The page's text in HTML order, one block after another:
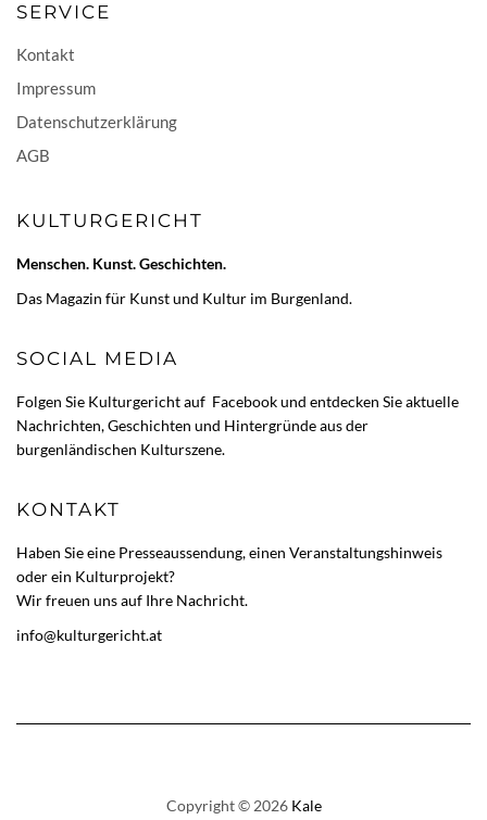
SERVICE
Kontakt
Impressum
Datenschutzerklärung
AGB
KULTURGERICHT
Menschen. Kunst. Geschichten.
Das Magazin für Kunst und Kultur im Burgenland.
SOCIAL MEDIA
Folgen Sie Kulturgericht auf Facebookund entdecken Sie aktuelle
Nachrichten, Geschichten und Hintergründe aus der
burgenländischen Kulturszene.
KONTAKT
Haben Sie eine Presseaussendung, einen Veranstaltungshinweis
oder ein Kulturprojekt?
Wir freuen uns auf Ihre Nachricht.
info@kulturgericht.at
Copyright © 2026 Kale